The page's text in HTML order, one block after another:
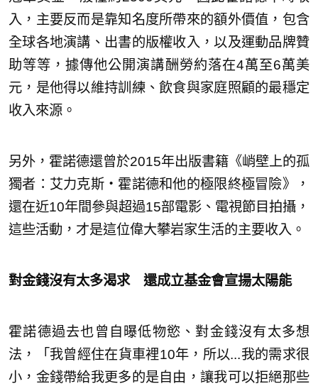
入，主要反而是靠知名度所帶來的額外價值，包含
全球各地演講、出書的版權收入，以及運動品牌贊
助等等，據傳他公開演講酬勞約落在4萬至6萬美
元，是他得以維持訓練、飲食與家庭照顧的最穩定
收入來源。
另外，霍諾德還曾於2015年出版書籍《峭壁上的孤
獨者：艾力克斯‧霍諾德和他的極限終極冒險》，
還在近10年間參與超過15部電影、電視節目拍攝，
這些活動，才是這位偉大攀岩家生活的主要收入。
對金錢沒有太多渴求 還成立基金會宣揚太陽能
霍諾德過去也曾自曝低物慾、對金錢沒有太多想
法，「我曾經住在貨車裡10年，所以...我的需求很
小，金錢帶給我更多的是自由，讓我可以拒絕那些